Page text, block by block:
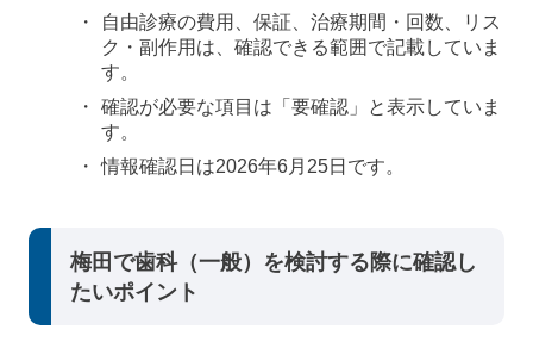
自由診療の費用、保証、治療期間・回数、リス
ク・副作用は、確認できる範囲で記載していま
す。
確認が必要な項目は「要確認」と表示していま
す。
情報確認日は2026年6月25日です。
梅田で歯科（一般）を検討する際に確認し
たいポイント